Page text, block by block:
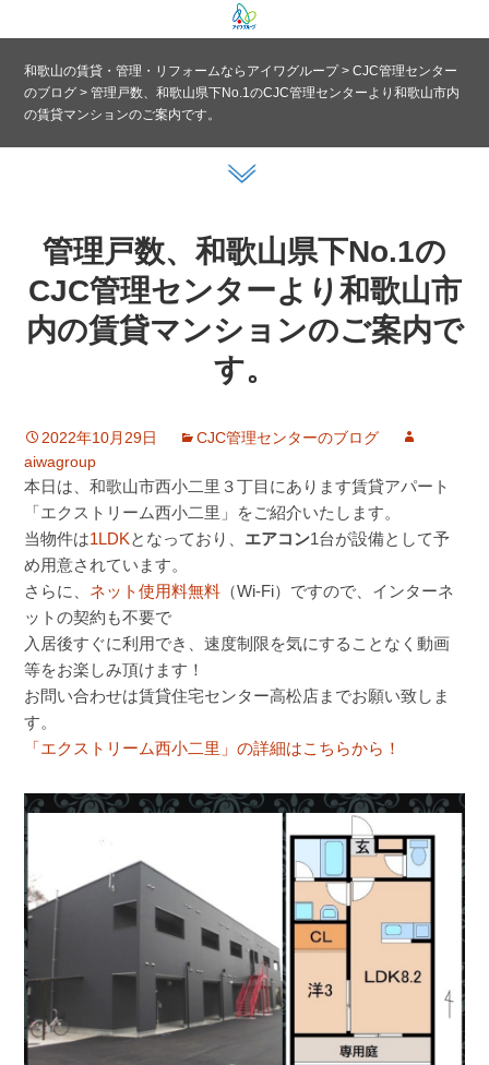
和歌山の賃貸・管理・リフォームならアイワグループ>CJC管理センター
のブログ >管理戸数、和歌山県下No.1のCJC管理センターより和歌山市内
の賃貸マンションのご案内です。
管理戸数、和歌山県下No.1の
CJC管理センターより和歌山市
内の賃貸マンションのご案内で
す。
2022年10月29日
CJC管理センターのブログ
aiwagroup
本日は、和歌山市西小二里３丁目にあります賃貸アパート
「エクストリーム西小二里」をご紹介いたします。
当物件は1LDKとなっており、 エアコン1台が設備として予
め用意されています。
さらに、 ネット使用料無料 （Wi-Fi）ですので、インターネ
ットの契約も不要で
入居後すぐに利用でき、速度制限を気にすることなく動画
等をお楽しみ頂けます！
お問い合わせは賃貸住宅センター高松店までお願い致しま
す。
「エクストリーム西小二里」の詳細はこちらから！